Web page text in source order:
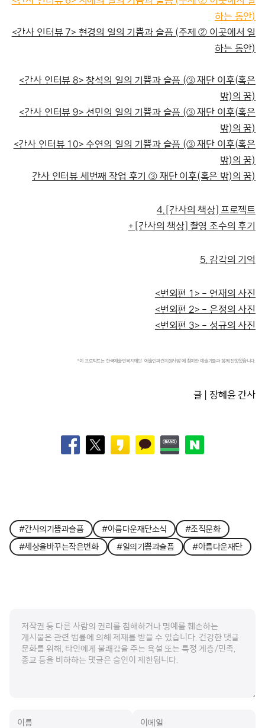
하는 동안)
<간사 인터뷰 7> 현경의 일의 기쁨과 슬픔 (주제 ② 이곳에서 일
하는 동안)
<간사 인터뷰 8> 창석의 일의 기쁨과 슬픔 (③ 재단 이후(혹은
밖)의 꿈)
<간사 인터뷰 9> 선민의 일의 기쁨과 슬픔 (③ 재단 이후(혹은
밖)의 꿈)
<간사 인터뷰 10> 수연의 일의 기쁨과 슬픔 (③ 재단 이후(혹은
밖)의 꿈)
간사 인터뷰 세번째 작업 후기 ③ 재단 이후(혹은 밖)의 꿈)
4. [간사의 책상] 프로젝트
+ [간사의 책상] 촬영 조수의 후기
5. 감각의 기억
<번외편 1> – 연재의 사진
<번외편 2> – 은정의 사진
<번외편 3> – 성규의 사진
*이 프로젝트는 한국예술인복지재단 ‘예술인파견지원사업’에 참여한 예술가들과 함께 진행했습니다.
글 | 장혜윤 간사
#간사의기쁨과슬픔 #아름다운재단소식
#조직문화
#세상을바꾸는작은변화
#일의기쁨과슬픔 #아름다운재단